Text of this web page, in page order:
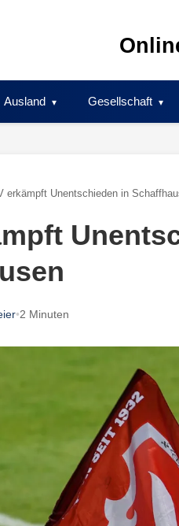
Ausland Gesellschaft
erkämpft Unentschieden in
•2 Minuten